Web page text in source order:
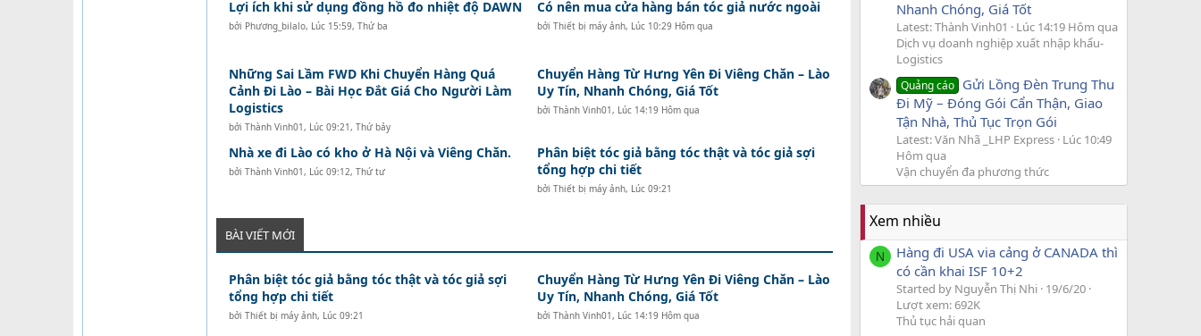
Lợi ích khi sử dụng đồng hồ đo nhiệt độ DAWN
bởi Phương_bilalo, Lúc 15:59, Thứ ba
Có nên mua cửa hàng bán tóc giả nước ngoài
bởi Thiết bị máy ảnh, Lúc 10:29 Hôm qua
Những Sai Lầm FWD Khi Chuyển Hàng Quá
Cảnh Đi Lào – Bài Học Đắt Giá Cho Người Làm
Logistics
bởi Thành Vinh01, Lúc 09:21, Thứ bảy
Chuyển Hàng Từ Hưng Yên Đi Viêng Chăn – Lào
Uy Tín, Nhanh Chóng, Giá Tốt
bởi Thành Vinh01, Lúc 14:19 Hôm qua
Nhà xe đi Lào có kho ở Hà Nội và Viêng Chăn.
bởi Thành Vinh01, Lúc 09:12, Thứ tư
Phân biệt tóc giả bằng tóc thật và tóc giả sợi
tổng hợp chi tiết
bởi Thiết bị máy ảnh, Lúc 09:21
BÀI VIẾT MỚI
Phân biệt tóc giả bằng tóc thật và tóc giả sợi
tổng hợp chi tiết
bởi Thiết bị máy ảnh, Lúc 09:21
Chuyển Hàng Từ Hưng Yên Đi Viêng Chăn – Lào
Uy Tín, Nhanh Chóng, Giá Tốt
bởi Thành Vinh01, Lúc 14:19 Hôm qua
Nhanh Chóng, Giá Tốt
Latest: Thành Vinh01
Lúc 14:19 Hôm qua
Dịch vụ doanh nghiệp xuất nhập khẩu-
Logistics
Quảng cáo Gửi Lồng Đèn Trung Thu
Đi Mỹ – Đóng Gói Cẩn Thận, Giao
Tận Nhà, Thủ Tục Trọn Gói
Latest: Văn Nhã _LHP Express Lúc 10:49
Hôm qua
Vận chuyển đa phương thức
Xem nhiều
N
Hàng đi USA via cảng ở CANADA thì
có cần khai ISF 10+2
Started by Nguyễn Thị Nhi 19/6/20
Lượt xem: 692K
Thủ tục hải quan